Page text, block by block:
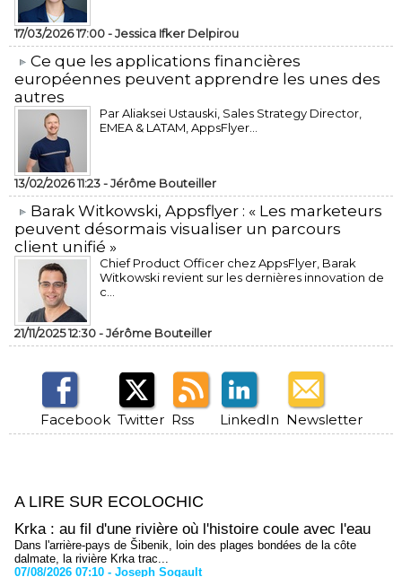
17/03/2026 17:00 -Jessica Ifker Delpirou
​Ce que les applications financières
européennes peuvent apprendre les unes des
autres
Par Aliaksei Ustauski, Sales Strategy Director,
EMEA & LATAM, AppsFlyer...
13/02/2026 11:23 -Jérôme Bouteiller
​Barak Witkowski, Appsflyer : « Les marketeurs
peuvent désormais visualiser un parcours
client unifié »
Chief Product Officer chez AppsFlyer, ​Barak
Witkowski revient sur les dernières innovation de
c...
21/11/2025 12:30 -Jérôme Bouteiller
Facebook Twitter Rss LinkedIn Newsletter
A LIRE SUR ECOLOCHIC
Krka : au fil d'une rivière où l'histoire coule avec l'eau
Dans l'arrière-pays de Šibenik, loin des plages bondées de la côte
dalmate, la rivière Krka trac...
07/08/2026 07:10 - Joseph Sogault